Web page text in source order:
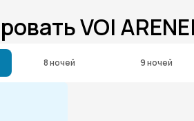
VOI
8 ночей 9 ночей